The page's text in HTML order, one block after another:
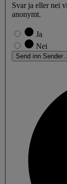
Svar ja eller nei
anonymt.
Ja
Nei
Send inn Sender…